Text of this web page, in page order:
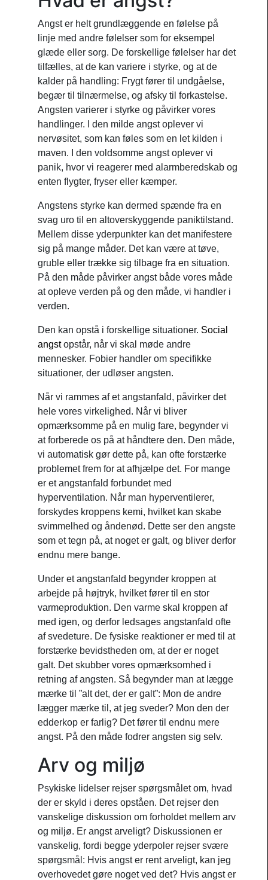
Angst er helt grundlæggende en følelse på
linje med andre følelser som for eksempel
glæde eller sorg. De forskellige følelser har det
tilfælles, at de kan variere i styrke, og at de
kalder på handling: Frygt fører til undgåelse,
begær til tilnærmelse, og afsky til forkastelse.
Angsten varierer i styrke og påvirker vores
handlinger. I den milde angst oplever vi
nervøsitet, som kan føles som en let kilden i
maven. I den voldsomme angst oplever vi
panik, hvor vi reagerer med alarmberedskab og
enten flygter, fryser eller kæmper.
Angstens styrke kan dermed spænde fra en
svag uro til en altoverskyggende paniktilstand.
Mellem disse yderpunkter kan det manifestere
sig på mange måder. Det kan være at tøve,
gruble eller trække sig tilbage fra en situation.
På den måde påvirker angst både vores måde
at opleve verden på og den måde, vi handler i
verden.
Den kan opstå i forskellige situationer. Social
angstopstår, når vi skal møde andre
mennesker. Fobier handler om specifikke
situationer, der udløser angsten.
Når vi rammes af et angstanfald, påvirker det
hele vores virkelighed. Når vi bliver
opmærksomme på en mulig fare, begynder vi
at forberede os på at håndtere den. Den måde,
vi automatisk gør dette på, kan ofte forstærke
problemet frem for at afhjælpe det. For mange
er et angstanfald forbundet med
hyperventilation. Når man hyperventilerer,
forskydes kroppens kemi, hvilket kan skabe
svimmelhed og åndenød. Dette ser den angste
som et tegn på, at noget er galt, og bliver derfor
endnu mere bange.
Under et angstanfald begynder kroppen at
arbejde på højtryk, hvilket fører til en stor
varmeproduktion. Den varme skal kroppen af
med igen, og derfor ledsages angstanfald ofte
af svedeture. De fysiske reaktioner er med til at
forstærke bevidstheden om, at der er noget
galt. Det skubber vores opmærksomhed i
retning af angsten. Så begynder man at lægge
mærke til ”alt det, der er galt”: Mon de andre
lægger mærke til, at jeg sveder? Mon den der
edderkop er farlig? Det fører til endnu mere
angst. På den måde fodrer angsten sig selv.
Arv og miljø
Psykiske lidelser rejser spørgsmålet om, hvad
der er skyld i deres opståen. Det rejser den
vanskelige diskussion om forholdet mellem arv
og miljø. Er angst arveligt? Diskussionen er
vanskelig, fordi begge yderpoler rejser svære
spørgsmål: Hvis angst er rent arveligt, kan jeg
overhovedet gøre noget ved det? Hvis angst er